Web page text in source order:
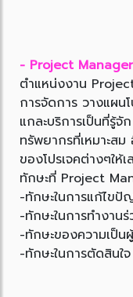
- Project Manager
ตำแหน่งงาน
การจัดการ วางแผน
แกละบริการเป็นที่รู้จั
ทรัพยากรที่เหมาะส
ของโปรเจคต่างๆใ
ทักษะที่ Project
-ทักษะในการแก้ไขปั
-ทักษะในการทำงาน
-ทักษะของความเป็น
-ทักษะในการตัดสินใจ